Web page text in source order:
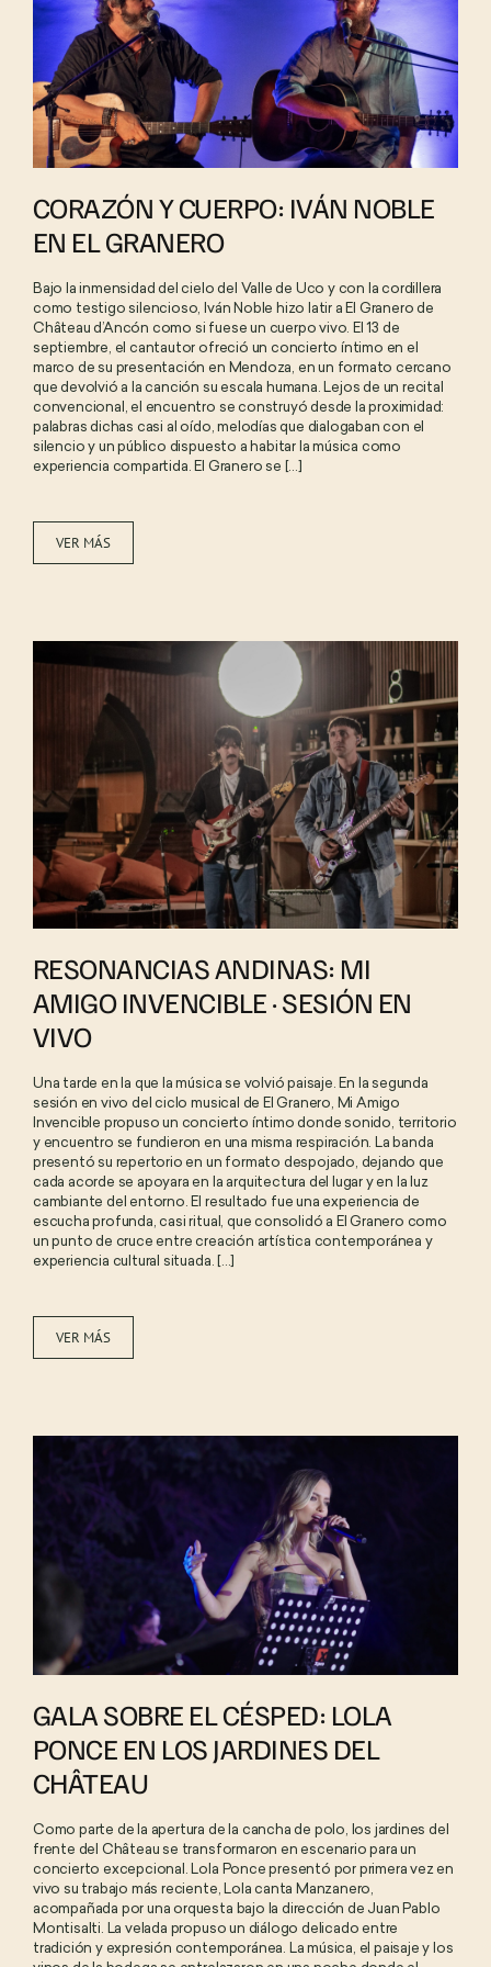
Polo d’Ancón
Nuestros Anfitriones
Fundación Lucila Bombal
Mirada hacia adelante
Filosofía y Valores
Galería
Contacto
CORAZÓN Y CUERPO: IVÁN NOBLE
EN EL GRANERO
Bajo la inmensidad del cielo del Valle de Uco y con la cordillera
como testigo silencioso, Iván Noble hizo latir a El Granero de
Château d’Ancón como si fuese un cuerpo vivo. El 13 de
septiembre, el cantautor ofreció un concierto íntimo en el
marco de su presentación en Mendoza, en un formato cercano
que devolvió a la canción su escala humana. Lejos de un recital
convencional, el encuentro se construyó desde la proximidad:
palabras dichas casi al oído, melodías que dialogaban con el
silencio y un público dispuesto a habitar la música como
experiencia compartida. El Granero se [...]
VER MÁS
RESONANCIAS ANDINAS: MI
AMIGO INVENCIBLE · SESIÓN EN
VIVO
Una tarde en la que la música se volvió paisaje. En la segunda
sesión en vivo del ciclo musical de El Granero, Mi Amigo
Invencible propuso un concierto íntimo donde sonido, territorio
y encuentro se fundieron en una misma respiración. La banda
presentó su repertorio en un formato despojado, dejando que
cada acorde se apoyara en la arquitectura del lugar y en la luz
cambiante del entorno. El resultado fue una experiencia de
escucha profunda, casi ritual, que consolidó a El Granero como
un punto de cruce entre creación artística contemporánea y
experiencia cultural situada. [...]
VER MÁS
GALA SOBRE EL CÉSPED: LOLA
PONCE EN LOS JARDINES DEL
CHÂTEAU
Como parte de la apertura de la cancha de polo, los jardines del
frente del Château se transformaron en escenario para un
concierto excepcional. Lola Ponce presentó por primera vez en
vivo su trabajo más reciente, Lola canta Manzanero,
acompañada por una orquesta bajo la dirección de Juan Pablo
Montisalti. La velada propuso un diálogo delicado entre
tradición y expresión contemporánea. La música, el paisaje y los